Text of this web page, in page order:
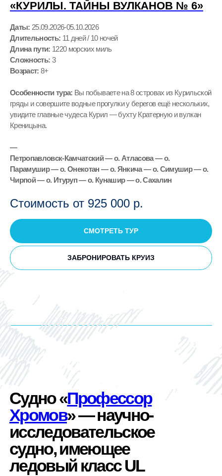
«КУРИЛЫ. ТАЙНЫ ВУЛКАНОВ № 6»
Даты: 25.09.2026-05.10.2026
Длительность: 11 дней / 10 ночей
Длина пути: 1220 морских миль
Сложность: 3
Возраст: 8+
Особенности тура: Вы побываете на 8 островах из Курильской
гряды и совершите водные прогулки у берегов ещё нескольких,
увидите главные чудеса Курил — бухту Кратерную и вулкан
Креницына.
—
Петропавловск-Камчатский — о. Атласова — о.
Парамушир — о. Онекотан — о. Янкича — о. Симушир — о.
Чирпой — о. Итуруп — о. Кунашир — о. Сахалин
Стоимость от 925 000 р.
СМОТРЕТЬ ТУР
ЗАБРОНИРОВАТЬ КРУИЗ
Судно «Профессор
Хромов» — научно-
исследовательское
судно, имеющее
ледовый класс UL